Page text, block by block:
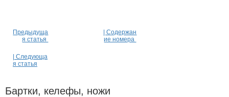
Предыдуща
я статья
| Содержан
ие номера
| Следующа
я статья
Бартки, келефы, ножи